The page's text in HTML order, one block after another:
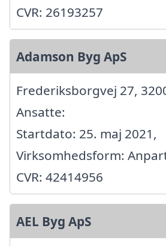
CVR: 26193257
Adamson Byg ApS
Frederiksborgvej 27,
Ansatte:
Startdato: 25. maj 2021,
Virksomhedsform:
CVR: 42414956
AEL Byg ApS